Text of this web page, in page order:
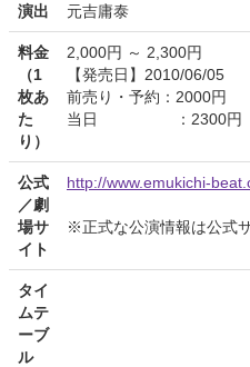
演出 元吉庸泰
料金
（1
枚あ
た
り）
2,000円 ～ 2,300円
【発売日】2010/06/05
前売り・予約：2000円
当日 ：2300円
公式
／劇
場サ
イト
http://www.emukichi-
※正式な公演情報は公式
タイ
ムテ
ーブ
ル